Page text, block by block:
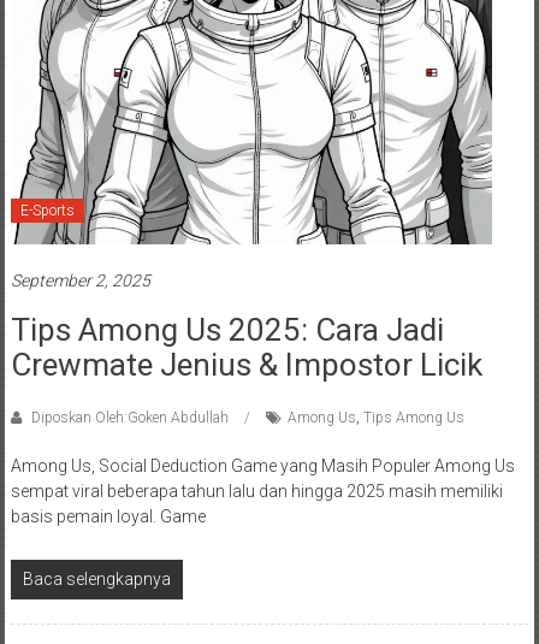
E-Sports
September 2, 2025
Tips Among Us 2025: Cara Jadi
Crewmate Jenius & Impostor Licik
Diposkan Oleh:Goken Abdullah Among Us, Tips Among Us
Among Us, Social Deduction Game yang Masih Populer Among Us
sempat viral beberapa tahun lalu dan hingga 2025 masih memiliki
basis pemain loyal. Game
Baca selengkapnya